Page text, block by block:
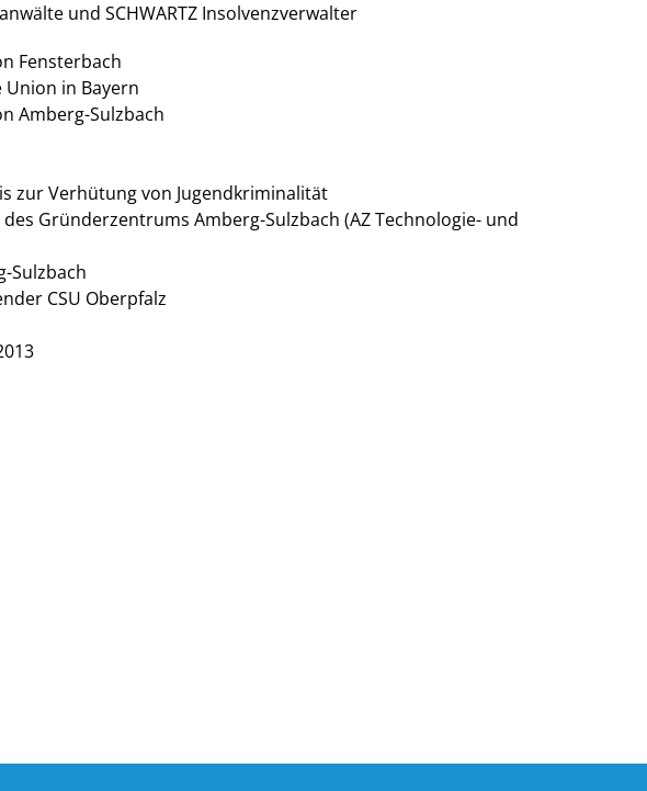
und SCHWARTZ Insolvenzverwalter
Fensterbach
Union in Bayern
Amberg-Sulzbach
zur Verhütung von Jugendkriminalität
Gründerzentrums Amberg-Sulzbach (AZ Technologie- und
Sulzbach
CSU Oberpfalz